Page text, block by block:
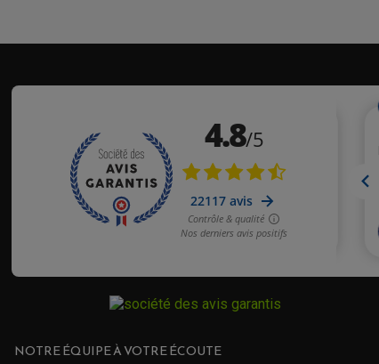
NOTRE ÉQUIPE À VOTRE ÉCOUTE